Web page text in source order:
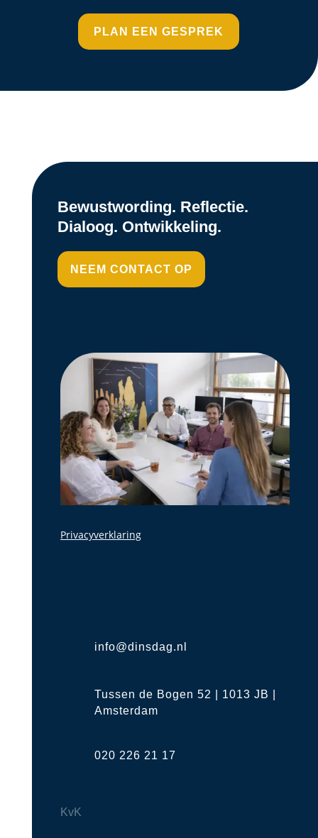
PLAN EEN GESPREK
Bewustwording. Reflectie.
Dialoog. Ontwikkeling.
NEEM CONTACT OP
Privacyverklaring
info@dinsdag.nl
Tussen de Bogen 52 | 1013 JB |
Amsterdam
020 226 21 17
KvK